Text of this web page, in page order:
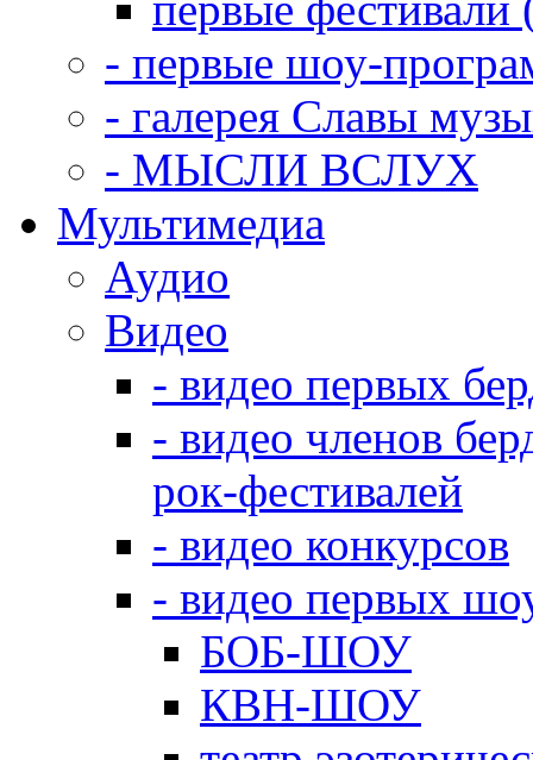
- первые шоу-
- галерея Славы
- МЫСЛИ ВСЛУХ
Мультимедиа
Аудио
Видео
- видео первых
- видео членов
рок-фестивалей
- видео конкурсов
- видео первых
БОБ-ШОУ
КВН-ШОУ